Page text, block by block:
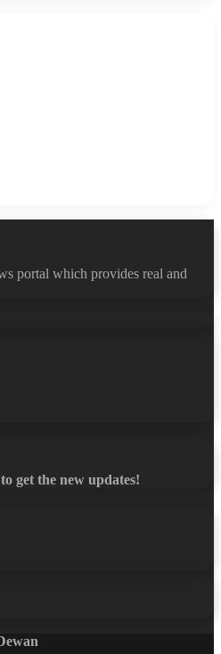
portal which provides real and
get the new updates!